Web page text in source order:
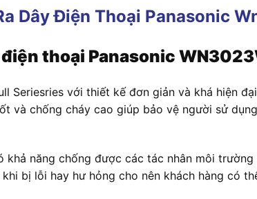
điện thoại Panasonic
Seriesries với thiết kế đơn giản và khá hiện
và chống cháy cao giúp bảo vệ người sử
năng chống được các tác nhân môi
bị lỗi hay hư hỏng cho nên khách hàng có